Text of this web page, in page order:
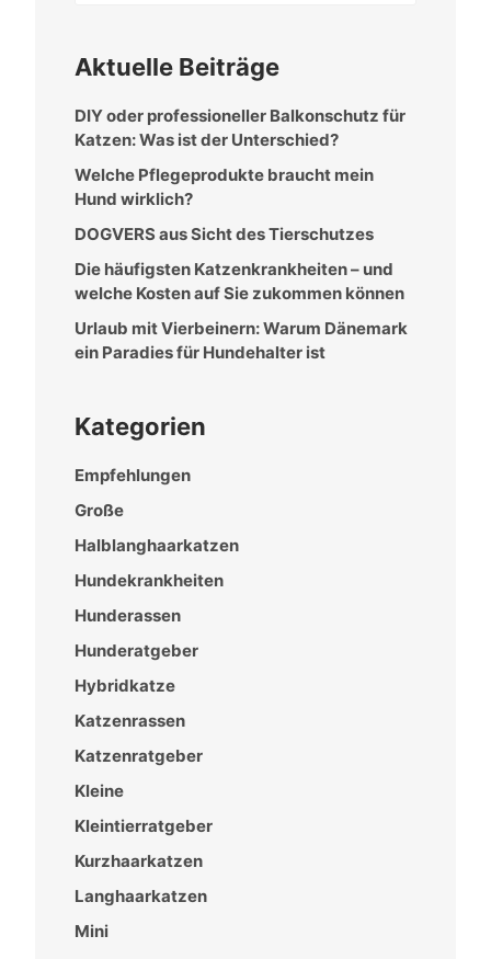
Aktuelle Beiträge
DIY oder professioneller Balkonschutz für
Katzen: Was ist der Unterschied?
Welche Pflegeprodukte braucht mein
Hund wirklich?
DOGVERS aus Sicht des Tierschutzes
Die häufigsten Katzenkrankheiten – und
welche Kosten auf Sie zukommen können
Urlaub mit Vierbeinern: Warum Dänemark
ein Paradies für Hundehalter ist
Kategorien
Empfehlungen
Große
Halblanghaarkatzen
Hundekrankheiten
Hunderassen
Hunderatgeber
Hybridkatze
Katzenrassen
Katzenratgeber
Kleine
Kleintierratgeber
Kurzhaarkatzen
Langhaarkatzen
Mini